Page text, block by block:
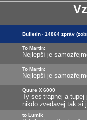
Bulletin - 14864 zpráv
To Martin:
Nejlepší je
To Martin:
Nejlepší je
Quure X 6000
Ty ses trapnej a tupej
nikdo zvedavej tak si
to Lumík